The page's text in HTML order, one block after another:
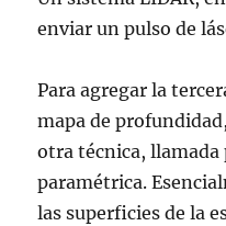
enviar un pulso de
Para agregar la
mapa de
otra técnica, llamada
paramétrica.
las superficies de la